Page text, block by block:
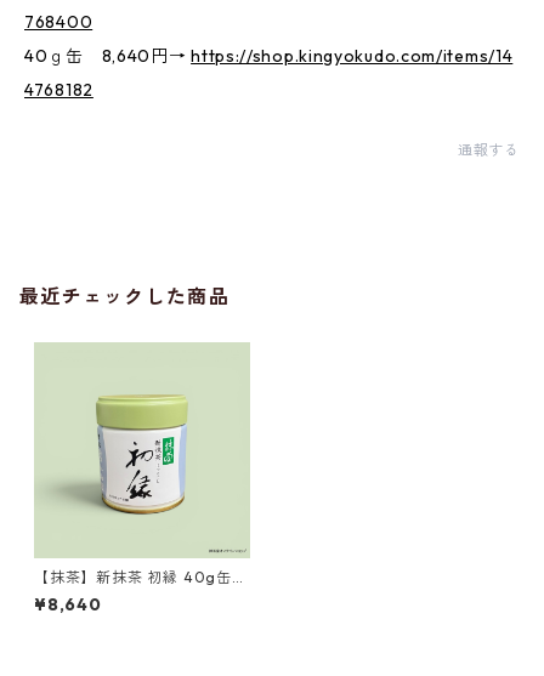
768400
40ｇ缶 8,640円→https://shop.kingyokudo.com/items/14
4768182
通報する
最近チェックした商品
【抹茶】新抹茶 初縁 40g缶
丸久小山園製 ／Matcha Hats
uenishi 40g
¥8,640